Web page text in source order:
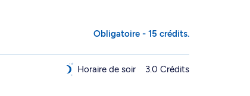
Obligatoire - 15 crédits.
Horaire de soir 3.0 Crédits